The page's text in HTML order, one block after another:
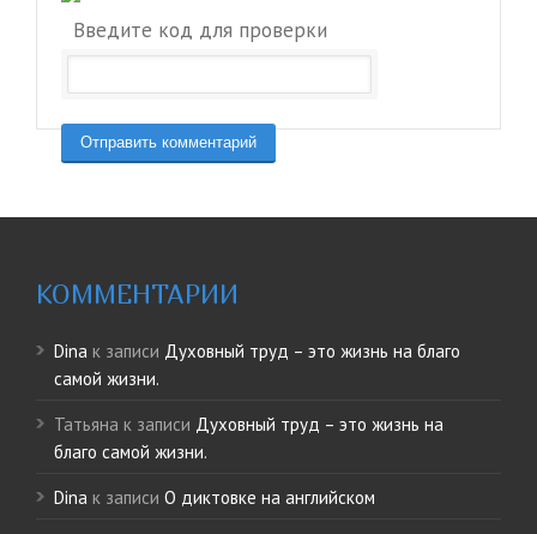
Введите код для проверки
КОММЕНТАРИИ
Dina к записи Духовный труд – это жизнь на благо
самой жизни.
Татьяна к записи Духовный труд – это жизнь на
благо самой жизни.
Dina к записи О диктовке на английском